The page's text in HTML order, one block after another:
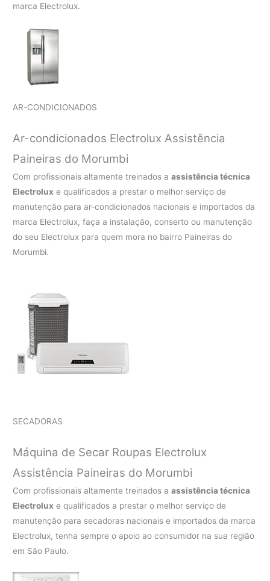
marca Electrolux.
AR-CONDICIONADOS
Ar-condicionados Electrolux Assistência
Paineiras do Morumbi
Com profissionais altamente treinados aassistência técnica
Electrolux e qualificados a prestar o melhor serviço de
manutenção para ar-condicionados nacionais e importados da
marca Electrolux, faça a instalação, conserto ou manutenção
do seu Electrolux para quem mora no bairro Paineiras do
Morumbi.
SECADORAS
Máquina de Secar Roupas Electrolux
Assistência Paineiras do Morumbi
Com profissionais altamente treinados aassistência técnica
Electrolux e qualificados a prestar o melhor serviço de
manutenção para secadoras nacionais e importados da marca
Electrolux, tenha sempre o apoio ao consumidor na sua região
em São Paulo.